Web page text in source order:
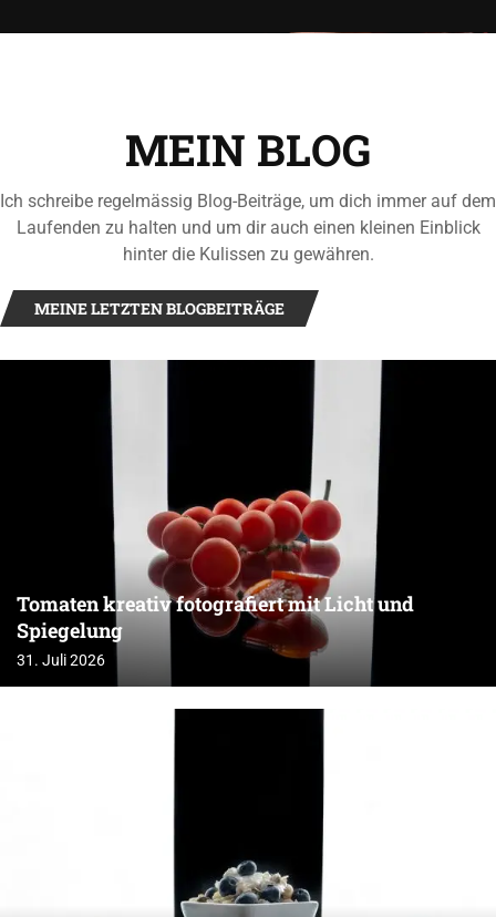
MEIN BLOG
Ich schreibe regelmässig Blog-Beiträge, um dich immer auf dem
Laufenden zu halten und um dir auch einen kleinen Einblick
hinter die Kulissen zu gewähren.
MEINE LETZTEN BLOGBEITRÄGE
Tomaten kreativ fotografiert mit Licht und
Spiegelung
31. Juli 2026